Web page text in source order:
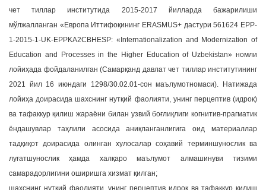
чет тиллар институтида 2015-2017 йилларда бажарилиши
мўлжалланган «Европа Иттифоқининг ERASMUS+ дастури 561624 EPP-
1-2015-1-UK-EPPKA2CBHESP: «Internationalization and Modernization of
Education and Processes in the Higher Education of Uzbekistan» номли
лойиҳада фойдаланилган (Самарқанд давлат чет тиллар институтининг
2021 йил 16 июндаги 1298/30.02.01-сон маълумотномаси). Натижада
лойиҳа доирасида шахснинг нутқий фаолияти, унинг перцептив (идрок)
ва тафаккур қилиш жараёни билан узвий боғлиқлиги когнитив-прагматик
ёндашувлар таҳлили асосида аниқланганлигига оид материаллар
тадқиқот доирасида олинган хулосалар соҳавий терминшунослик ва
луғатшунослик ҳамда халқаро маълумот алмашинуви тизими
самарадорлигини оширишга хизмат қилган;
шахснинг нутқий фаолияти, унинг перцептив идрок ва тафаккур қилиш